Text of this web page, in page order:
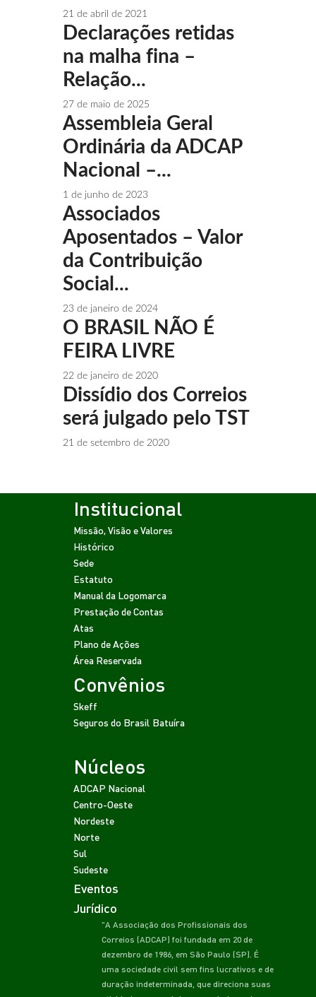
21 de abril de 2021
Declarações retidas
na malha fina –
Relação...
27 de maio de 2025
Assembleia Geral
Ordinária da ADCAP
Nacional –...
1 de junho de 2023
Associados
Aposentados – Valor
da Contribuição
Social...
23 de janeiro de 2024
O BRASIL NÃO É
FEIRA LIVRE
22 de janeiro de 2020
Dissídio dos Correios
será julgado pelo TST
21 de setembro de 2020
Institucional
Missão, Visão e Valores
Histórico
Sede
Estatuto
Manual da Logomarca
Prestação de Contas
Atas
Plano de Ações
Área Reservada
Convênios
Skeff
Seguros do Brasil Batuíra
Núcleos
ADCAP Nacional
Centro-Oeste
Nordeste
Norte
Sul
Sudeste
Eventos
Jurídico
"A Associação dos Profissionais dos
Correios (ADCAP) foi fundada em 20 de
dezembro de 1986, em São Paulo (SP). É
uma sociedade civil sem fins lucrativos e de
duração indeterminada, que direciona suas